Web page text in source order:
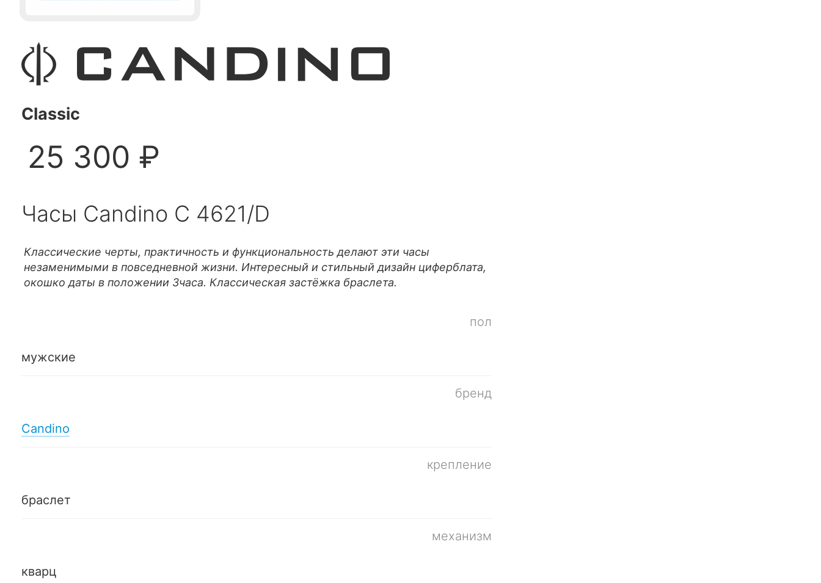
Classic
25 300 ₽
Часы Candino C 4621/D
Классические черты, практичность и функциональность делают эти часы
незаменимыми в повседневной жизни. Интересный и стильный дизайн циферблата,
окошко даты в положении 3часа. Классическая застёжка браслета.
пол
мужские
бренд
Candino
крепление
браслет
механизм
кварц